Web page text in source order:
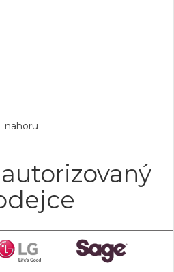
nahoru